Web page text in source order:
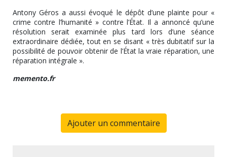
Antony Géros a aussi évoqué le dépôt d’une plainte pour «
crime contre l’humanité » contre l’État. Il a annoncé qu’une
résolution serait examinée plus tard lors d’une séance
extraordinaire dédiée, tout en se disant « très dubitatif sur la
possibilité de pouvoir obtenir de l’État la vraie réparation, une
réparation intégrale ».
memento.fr
Ajouter un commentaire